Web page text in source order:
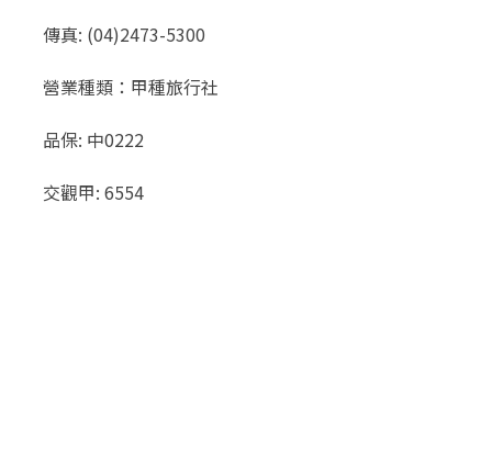
傳真: (04)2473-5300
營業種類：甲種旅行社
品保: 中0222
交觀甲: 6554